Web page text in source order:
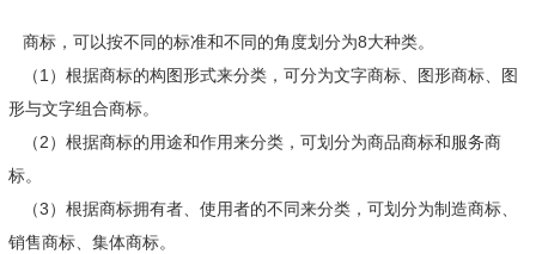
商标，可以按不同的标准和不同的角度划分为8大种类。
（1）根据商标的构图形式来分类，可分为文字商标、图形商标、图
形与文字组合商标。
（2）根据商标的用途和作用来分类，可划分为商品商标和服务商
标。
（3）根据商标拥有者、使用者的不同来分类，可划分为制造商标、
销售商标、集体商标。